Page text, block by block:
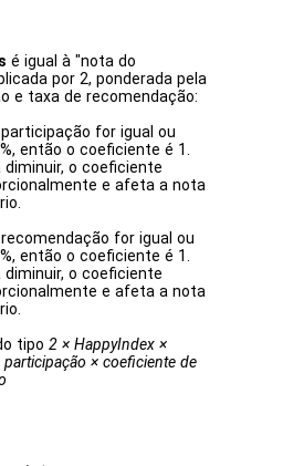
é igual à "nota do
por 2, ponderada pela
e taxa de recomendação:
for igual ou
então o coeficiente é 1.
o coeficiente
e afeta a nota
for igual ou
então o coeficiente é 1.
o coeficiente
e afeta a nota
tipo2 × HappyIndex ×
× coeficiente de